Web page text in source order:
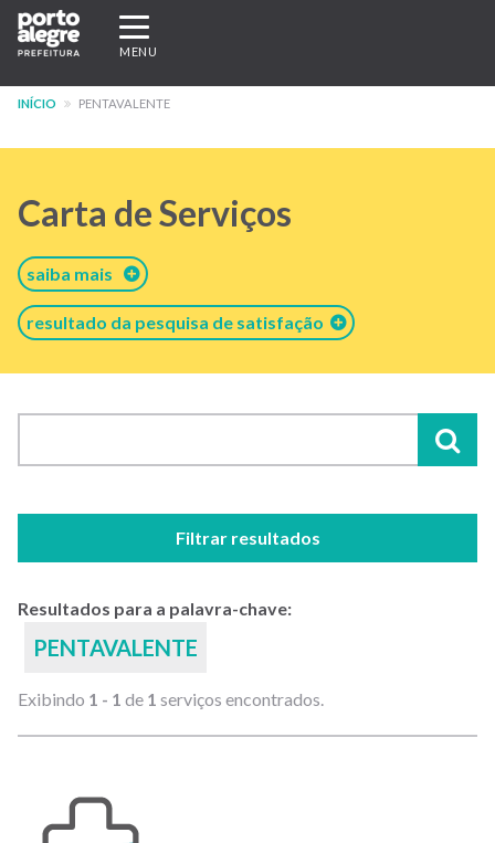
Pular
para
conteúdo
Expandir/recolher
navegação
MENU
INÍCIO PENTAVALENTE
Carta de Serviços
saiba mais
resultado da pesquisa de satisfação
Filtrar resultados
Resultados para a palavra-chave:
PENTAVALENTE
Exibindo 1 - 1 de 1 serviços encontrados.